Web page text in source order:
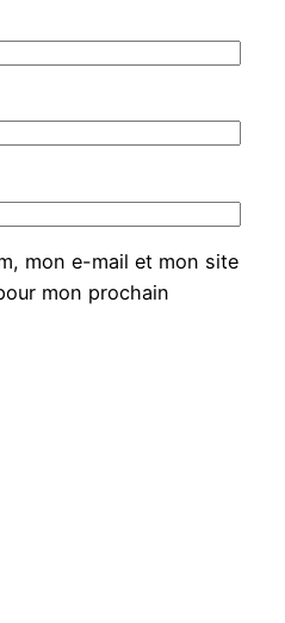
mon e-mail et mon site
mon prochain